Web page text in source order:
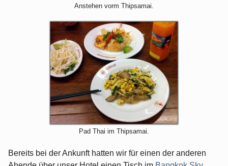
Anstehen vorm Thipsamai.
Pad Thai im Thipsamai.
Bereits bei der Ankunft hatten wir für einen der anderen